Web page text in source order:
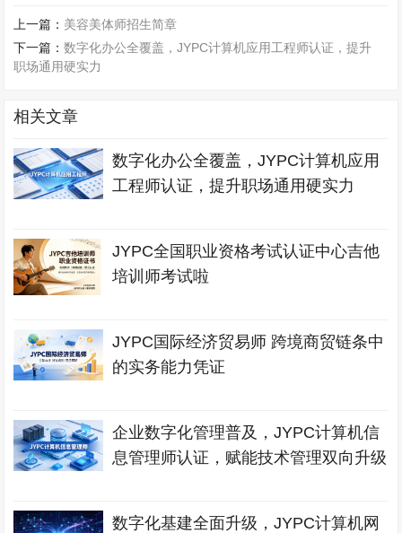
上一篇： 美容美体师招生简章
下一篇：数字化办公全覆盖，JYPC计算机应用工程师认证，提升
职场通用硬实力
相关文章
数字化办公全覆盖，JYPC计算机应用
工程师认证，提升职场通用硬实力
JYPC全国职业资格考试认证中心吉他
培训师考试啦
JYPC国际经济贸易师 跨境商贸链条中
的实务能力凭证
企业数字化管理普及，JYPC计算机信
息管理师认证，赋能技术管理双向升级
数字化基建全面升级，JYPC计算机网